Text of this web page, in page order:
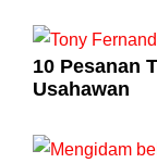
10 Pesanan
Usahawan